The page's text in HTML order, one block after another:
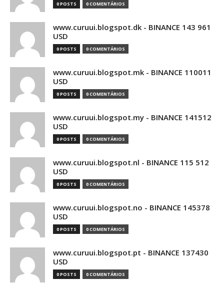
0 POSTS 0 COMENTÁRIOS
www.curuui.blogspot.dk - BINANCE 143 961
USD
0 POSTS 0 COMENTÁRIOS
www.curuui.blogspot.mk - BINANCE 110011
USD
0 POSTS 0 COMENTÁRIOS
www.curuui.blogspot.my - BINANCE 141512
USD
0 POSTS 0 COMENTÁRIOS
www.curuui.blogspot.nl - BINANCE 115 512
USD
0 POSTS 0 COMENTÁRIOS
www.curuui.blogspot.no - BINANCE 145378
USD
0 POSTS 0 COMENTÁRIOS
www.curuui.blogspot.pt - BINANCE 137430
USD
0 POSTS 0 COMENTÁRIOS